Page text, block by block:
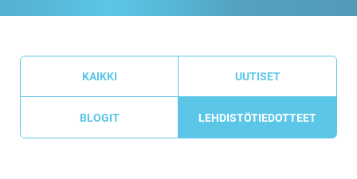
KAIKKI UUTISET
BLOGIT LEHDISTÖTIEDOTTEET